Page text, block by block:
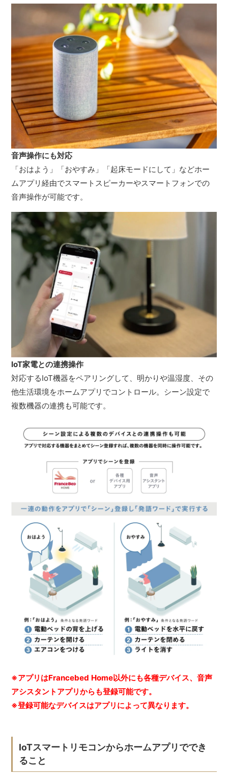
音声操作にも対応
「おはよう」「おやすみ」「起床モードにして」などホー
ムアプリ経由でスマートスピーカーやスマートフォンでの
音声操作が可能です。
IoT家電との連携操作
対応するIoT機器をペアリングして、明かりや温湿度、その
他生活環境をホームアプリでコントロール。シーン設定で
複数機器の連携も可能です。
※アプリはFrancebed Home以外にも各種デバイス、音声
アシスタントアプリからも登録可能です。
※登録可能なデバイスはアプリによって異なります。
IoTスマートリモコンからホームアプリででき
ること